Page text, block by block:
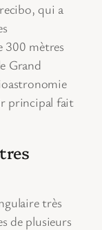
qui a
300 mètres
Grand
principal fait
très
de plusieurs